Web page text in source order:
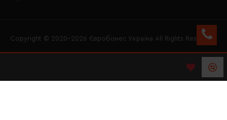
Copyright © 2020–2026 Євробізнес Україна All Rights Reserved
LOGO ЄВРОБІЗНЕС